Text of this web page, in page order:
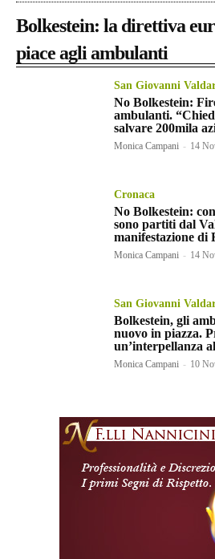
Bolkestein: la direttiva
piace agli ambulanti
San Giovanni
No Bolkestein:
ambulanti.
salvare 200mila
Monica Campani - 14
Cronaca
No Bolkestein:
sono partiti dal
manifestazione di
Monica Campani - 14
San Giovanni
Bolkestein, gli
nuovo in piazza.
un’interpellanza
Monica Campani - 10